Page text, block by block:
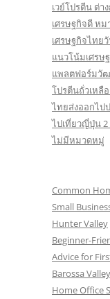
เวย์โปรตีน ต่า
เศรษฐกิจดี หม
เศรษฐกิจไทย
แนวโน้มเศรษ
แพลตฟอร์มวั
โปรตีนถั่วเหลื
ไทยส่งออกไป
ไปเที่ยวญี่ปุ่น 2
ไม่มีหมวดหมู่
Common
Small
Hunter Valley
Beginner-
Advice for
Barossa Valley
Home Office